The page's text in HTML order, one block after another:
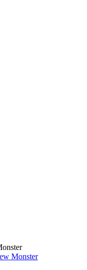
Monster